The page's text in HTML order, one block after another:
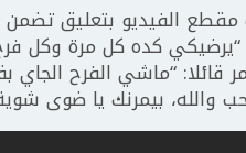
الفيديو بتعليق
“يرضيكي كده كل مرة وكل
قائلا: “ماشي الفرح
والله، بيمرنك يا ضوى